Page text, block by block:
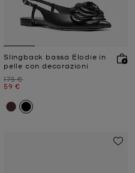
Slingback bassa Elodie in
pelle con decorazioni
Prezzo iniziale
175 €
Prezzo attuale
59 €